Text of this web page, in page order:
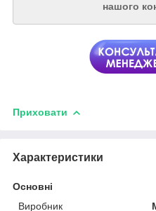
нашого
Приховати
Характеристики
Основні
Виробник